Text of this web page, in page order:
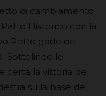
di cambiamento
Historico con la
Petro gode del
Sottolineo le
certa la vittoria del
sulla base del